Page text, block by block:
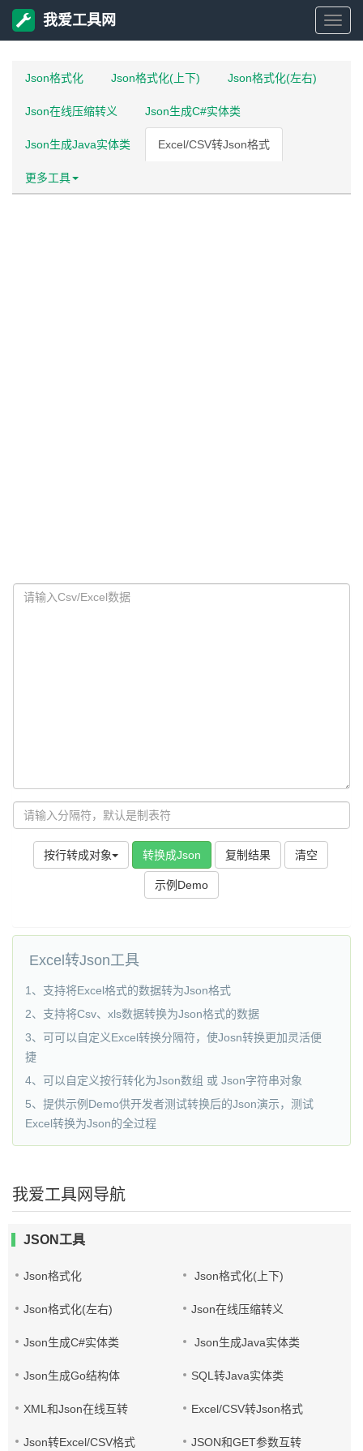
我
网
我爱工具网
Json格式化 Json格式化(上下) Json格式化(左右)
Json在线压缩转义 Json生成C#实体类
Json生成Java实体类 Excel/CSV转Json格式
更多工具
按行转成对象 转换成Json 复制结果
示例Demo
Excel转Json工具
1、支持将Excel格式的数据转为Json格式
2、支持将Csv、xls数据转换为Json格式的数据
3、可可以自定义Excel转换分隔符，使Josn转换更加灵活便
捷
4、可以自定义按行转化为Json数组 或 Json字符串对象
5、提供示例Demo供开发者测试转换后的Json演示，测试
Excel转换为Json的全过程
我爱工具网导航
JSON工具
Json格式化 Json格式化(上下)
Json格式化(左右) Json在线压缩转义
Json生成C#实体类 Json生成Java实体类
Json生成Go结构体 SQL转Java实体类
XML和Json在线互转 Excel/CSV转Json格式
Json转Excel/CSV格式 JSON和GET参数互转